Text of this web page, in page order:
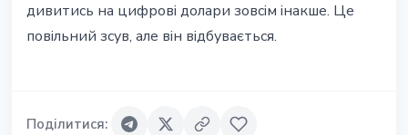
дивитись на цифрові долари зовсім інакше. Це
повільний зсув, але він відбувається.
Поділитися: